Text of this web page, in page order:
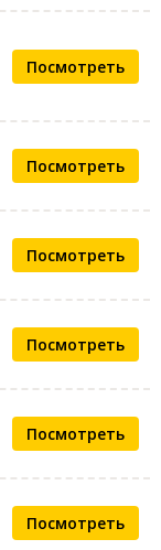
Посмотреть
Посмотреть
Посмотреть
Посмотреть
Посмотреть
Посмотреть